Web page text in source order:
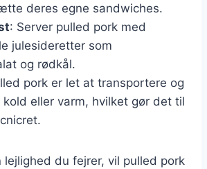
deres egne sandwiches.
: Server pulled pork med
julesideretter som
og rødkål.
pork er let at transportere og
kold eller varm, hvilket gør det til
lejlighed du fejrer, vil pulled pork